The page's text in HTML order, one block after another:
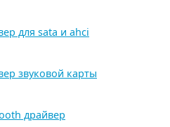
для sata и ahci
звуковой карты
драйвер